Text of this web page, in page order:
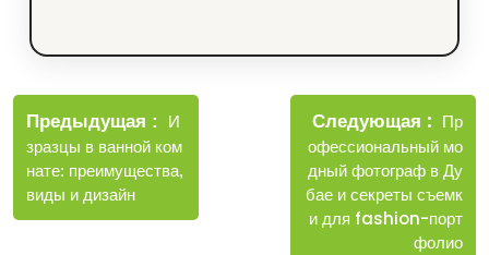
Навигация
по
записям
Предыдущая
Старые
записи
И
зразцы в ванной ком
нате: преимущества,
виды и дизайн
Следующая
Пр
офессиональный мо
дный фотограф в Ду
бае и секреты съемк
и для fashion-порт
фолио